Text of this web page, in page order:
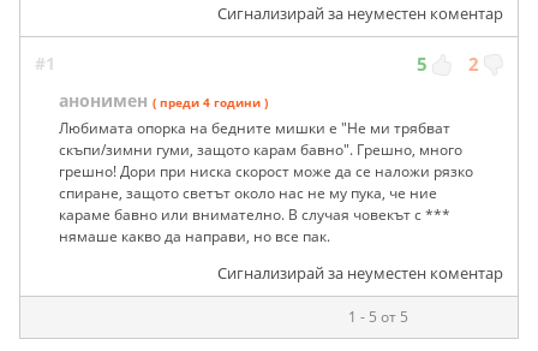
Сигнализирай за неуместен коментар
#1 5 2
анонимен ( преди 4 години )
Любимата опорка на бедните мишки е "Не ми трябват
скъпи/зимни гуми, защото карам бавно". Грешно, много
грешно! Дори при ниска скорост може да се наложи рязко
спиране, защото светът около нас не му пука, че ние
караме бавно или внимателно. В случая човекът с ***
нямаше какво да направи, но все пак.
Сигнализирай за неуместен коментар
1 - 5 от 5